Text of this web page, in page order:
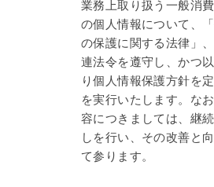
業務上取り扱う一般消
の個人情報について、
の保護に関する法律」
連法令を遵守し、かつ
り個人情報保護方針を
を実行いたします。な
容につきましては、継
しを行い、その改善と
て参ります。